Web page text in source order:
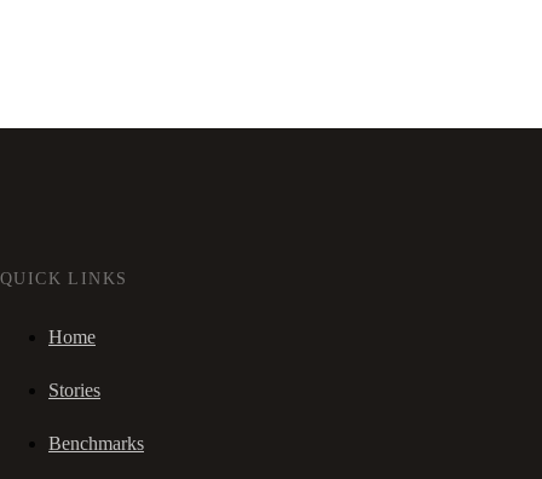
QUICK LINKS
Home
Stories
Benchmarks